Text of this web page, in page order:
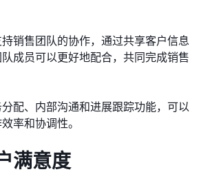
销售团队的协作，通过共享客户信息
成员可以更好地配合，共同完成销售
配、内部沟通和进展跟踪功能，可以
率和协调性。
满意度